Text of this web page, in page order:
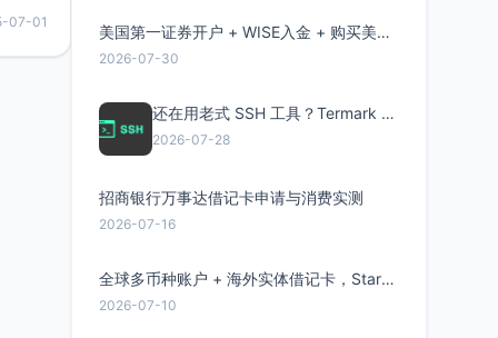
较有
惠的
07-01
美国第一证券开户 + WISE入金 + 购买美股全流程分享
2026-07-30
还在用老式 SSH 工具？Termark 新一代跨平台智能SSH客户端了解一下
2026-07-28
招商银行万事达借记卡申请与消费实测
2026-07-16
全球多币种账户 + 海外实体借记卡，Starryblu开户教程与注意事项
2026-07-10